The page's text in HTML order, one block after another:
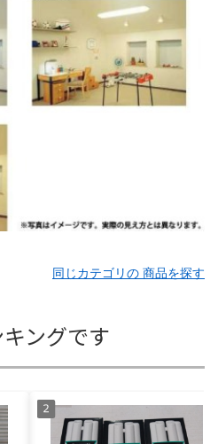
同じカテゴリの 商品を探す
ングです